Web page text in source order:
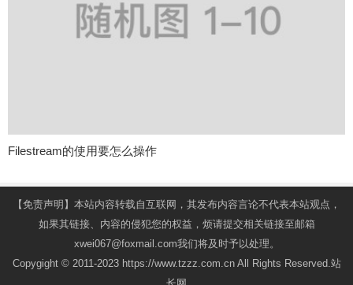
Filestream的使用要怎么操作
【免责声明】本站内容转载自互联网，其发布内容言论不代表本站观点，
如果其链接、内容的侵犯您的权益，烦请提交相关链接至邮箱
xwei067@foxmail.com我们将及时予以处理。
Copygight © 2011-2023 https://www.tzzz.com.cn All Rights Reserved.站